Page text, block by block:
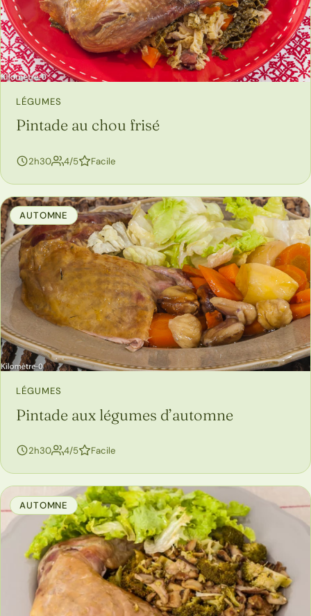
LÉGUMES
Pintade au chou frisé
2h30 4/5personnes
Facile
AUTOMNE
LÉGUMES
Pintade aux légumes d’automne
2h30 4/5personnes
Facile
AUTOMNE